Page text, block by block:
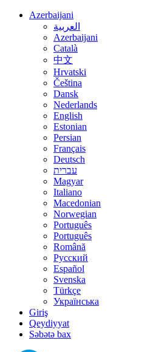
Azerbaijani
العربية
Azerbaijani
Català
中文
Hrvatski
Čeština
Dansk
Nederlands
English
Estonian
Persian
Français
Deutsch
עברית
Magyar
Italiano
Macedonian
Norwegian
Português
Português
Română
Русский
Español
Svenska
Türkçe
Українська
Giriş
Qeydiyyat
Səbətə bax